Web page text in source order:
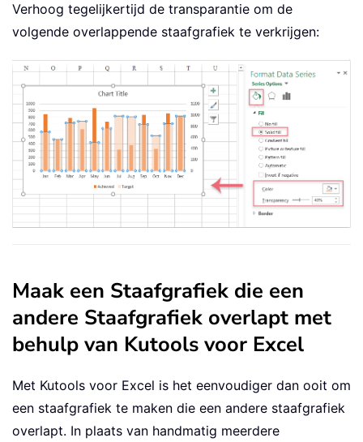
Verhoog tegelijkertijd de transparantie om de
volgende overlappende staafgrafiek te verkrijgen:
Maak een Staafgrafiek die een
andere Staafgrafiek overlapt met
behulp van Kutools voor Excel
Met Kutools voor Excel is het eenvoudiger dan ooit om
een staafgrafiek te maken die een andere staafgrafiek
overlapt. In plaats van handmatig meerdere